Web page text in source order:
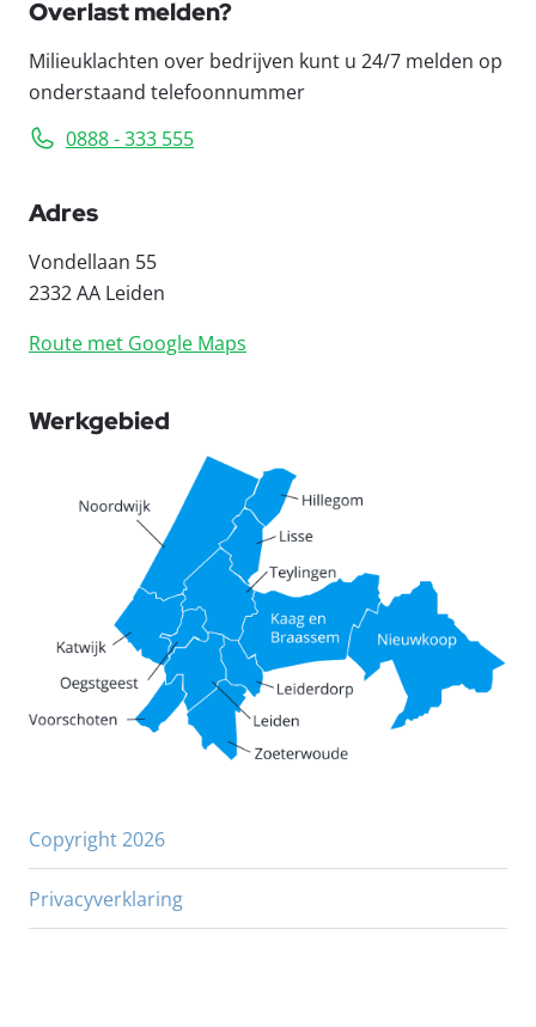
Overlast melden?
Milieuklachten over bedrijven kunt u 24/7 melden op
onderstaand telefoonnummer
0888 - 333 555
Adres
Vondellaan 55
2332 AA Leiden
Route met Google Maps
Werkgebied
Copyright 2026
Privacyverklaring